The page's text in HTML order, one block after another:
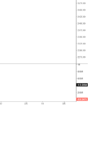
1,214.4億ド
れる状態
在明を支持しな
長が告発され
、空前の国政壟
って抗議活